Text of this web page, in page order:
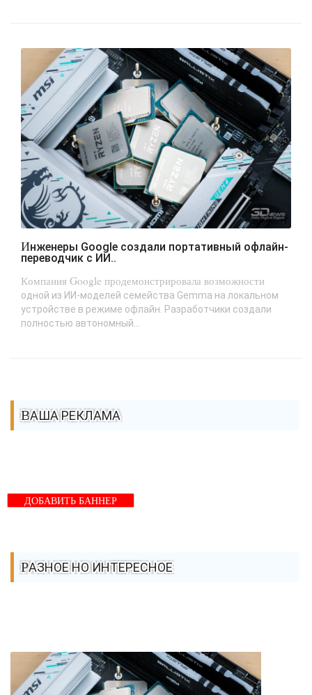
Инженеры Google создали портативный офлайн-
переводчик с ИИ..
Компания Google продемонстрировала возможности
одной из ИИ-моделей семейства Gemma на локальном
устройстве в режиме офлайн. Разработчики создали
полностью автономный...
ВАША РЕКЛАМА
ДОБАВИТЬ БАННЕР
РАЗНОЕ НО ИНТЕРЕСНОЕ